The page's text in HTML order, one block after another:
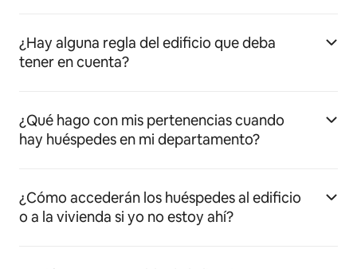
¿Hay alguna regla del edificio que deba
tener en cuenta?
¿Qué hago con mis pertenencias cuando
hay huéspedes en mi departamento?
¿Cómo accederán los huéspedes al edificio
o a la vivienda si yo no estoy ahí?